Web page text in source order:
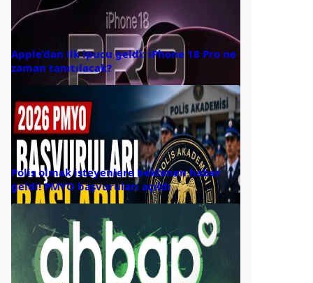
Apple’dan ilk ipucu geldi: iPhone 18 Pro ne
zaman tanıtılacak?
Polis olmak isteyenlere beklenen haber
geldi! PMYO başvuruları açıldı